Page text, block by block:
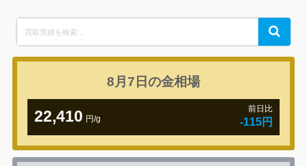
for:
Search
8月7日の金相場
22,410 円/g
前日比
-115円